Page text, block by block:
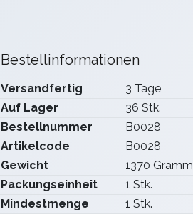
Bestellinformationen
Versandfertig
3 Tage
Auf Lager
36 Stk.
Bestellnummer
B0028
Artikelcode
B0028
Gewicht
1370 Gramm
Packungseinheit
1 Stk.
Mindestmenge
1 Stk.